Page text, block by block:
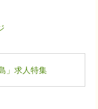
」求人特集